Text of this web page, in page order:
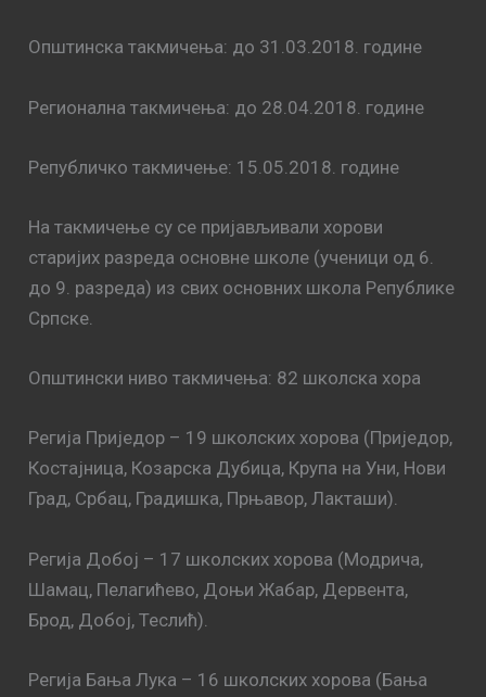
Општинскa такмичењa: до 31.03.2018. године
Регионалнa такмичења: до 28.04.2018. године
Републичко такмичење: 15.05.2018. године
На такмичење су се пријављивали хорови
старијих разреда основне школе (ученици од 6.
до 9. разреда) из свих основних школа Републике
Српске.
Општински ниво такмичења: 82 школска хора
Регија Приједор – 19 школских хорова (Приједор,
Костајница, Козарска Дубица, Крупа на Уни, Нови
Град, Србац, Градишка, Прњавор, Лакташи).
Регија Добој – 17 школских хорова (Модрича,
Шамац, Пелагићево, Доњи Жабар, Дервента,
Брод, Добој, Теслић).
Регија Бања Лука – 16 школских хорова (Бања